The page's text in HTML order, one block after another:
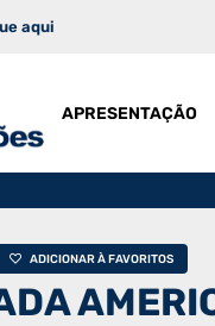
aqui
APRESENTAÇÃO
ADICIONAR À FAVORITOS